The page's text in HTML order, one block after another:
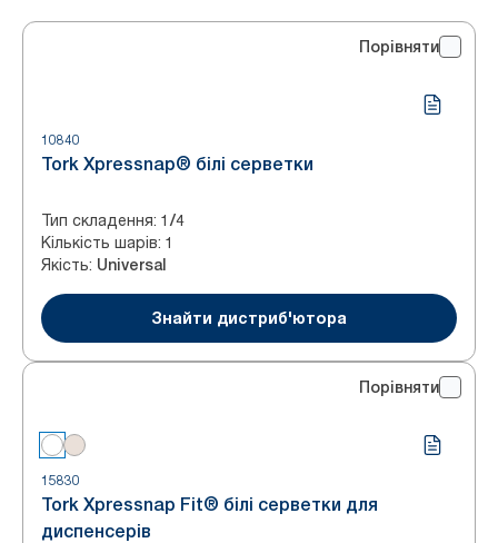
Порівняти
10840
Tork Xpressnap® білі серветки
Тип складення: 1/4
Кількість шарів: 1
Якість: Universal
Знайти дистриб'ютора
Порівняти
15830
Tork Xpressnap Fit® білі серветки для
диспенсерів